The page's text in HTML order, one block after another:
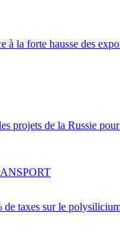
à la forte hausse des
projets de la Russie
de taxes sur le